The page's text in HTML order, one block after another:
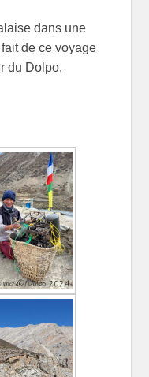
dans une
de ce voyage
du Dolpo.